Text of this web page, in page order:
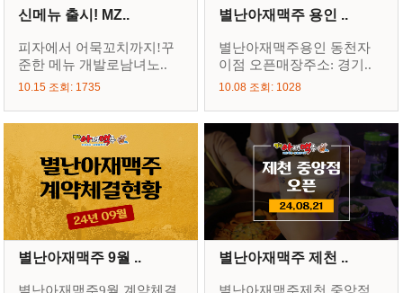
신메뉴 출시! MZ..
피자에서 어묵꼬치까지!꾸
준한 메뉴 개발로남녀노..
10.15 조회: 1735
별난아재맥주 용인 ..
별난아재맥주용인 동천자
이점 오픈매장주소: 경기..
10.08 조회: 1028
별난아재맥주 9월 .. 별난아재맥주 제천 ..